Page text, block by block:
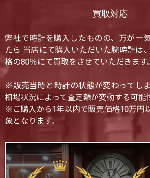
買取対応
弊社で時計を購入したものの、万が一
たら 当店にて購入いただいた腕時計は
格の80％にて買取をさせていただきます。
※販売当時と時計の状態が変わってしま
相場状況によって査定額が変動する可能
※ご購入から1年以内で販売価格10万円
象となります。